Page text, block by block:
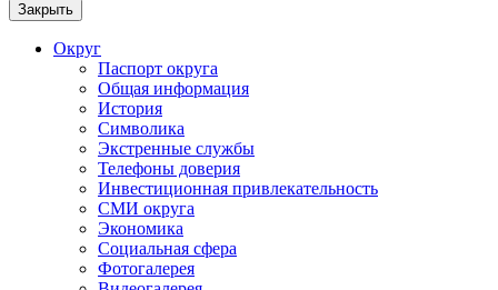
Закрыть
Округ
Паспорт округа
Общая информация
История
Символика
Экстренные службы
Телефоны доверия
Инвестиционная привлекательность
СМИ округа
Экономика
Социальная сфера
Фотогалерея